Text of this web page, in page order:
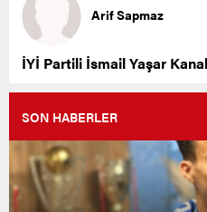
Arif Sapmaz
İYİ Partili İsmail Yaşar
SON HABERLER